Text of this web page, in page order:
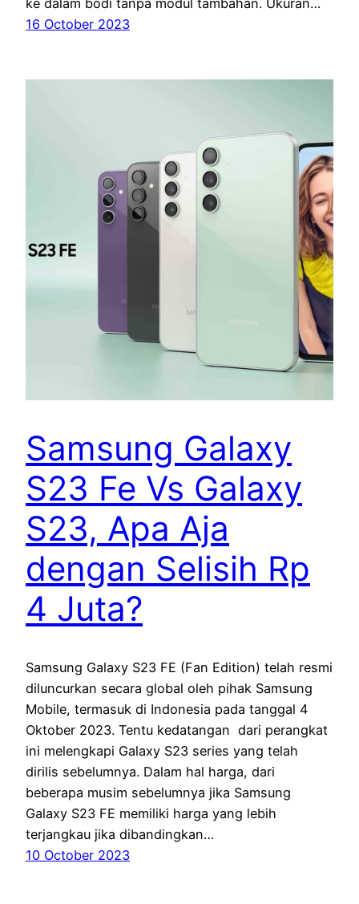
ke dalam bodi tanpa modul tambahan. Ukuran…
16 October 2023
Samsung Galaxy
S23 Fe Vs Galaxy
S23, Apa Aja
dengan Selisih Rp
4 Juta?
Samsung Galaxy S23 FE (Fan Edition) telah resmi
diluncurkan secara global oleh pihak Samsung
Mobile, termasuk di Indonesia pada tanggal 4
Oktober 2023. Tentu kedatangan dari perangkat
ini melengkapi Galaxy S23 series yang telah
dirilis sebelumnya. Dalam hal harga, dari
beberapa musim sebelumnya jika Samsung
Galaxy S23 FE memiliki harga yang lebih
terjangkau jika dibandingkan…
10 October 2023